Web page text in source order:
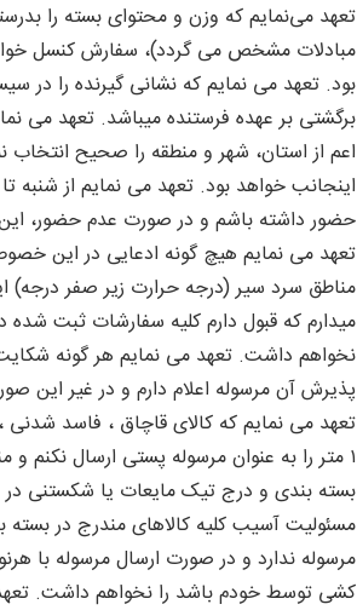
تعهد می‌نمایم که وزن و محتوای بسته را
مبادلات مشخص می گردد)، سفارش کنسل
بود. تعهد می نمایم که نشانی گیرنده را در
برگشتی بر عهده فرستنده میباشد. تعهد می
اعم از استان، شهر و منطقه را صحیح
حضور داشته باشم و در صورت عدم حضور،
مناطق سرد سیر (درجه حرارت زیر صفر درجه)
میدارم که قبول دارم کلیه سفارشات ثبت
نخواهم داشت. تعهد می نمایم هر گونه
پذیرش آن مرسوله اعلام دارم و در غیر این
۱ متر را به عنوان مرسوله پستی ارسال نکنم
بسته بندی و درج تیک مایعات یا شکستنی
مسئولیت آسیب کلیه کالاهای مندرج در
مرسوله ندارد و در صورت ارسال مرسوله با